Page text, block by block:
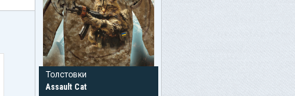
Толстовки
Assault Cat